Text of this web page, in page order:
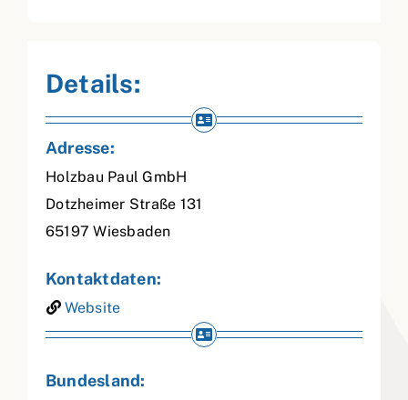
Details:
Adresse:
Holzbau Paul GmbH
Dotzheimer Straße 131
65197 Wiesbaden
Kontaktdaten:
Website
Bundesland: